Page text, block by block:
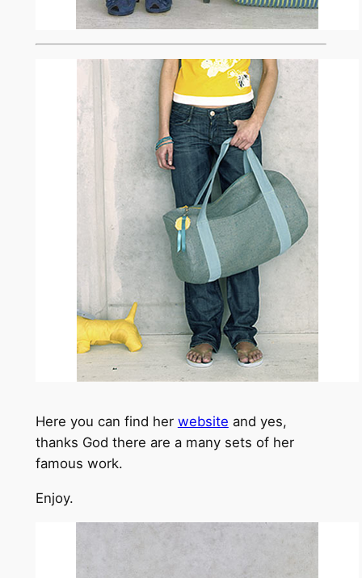
Here you can find her website and yes,
thanks God there are a many sets of her
famous work.
Enjoy.